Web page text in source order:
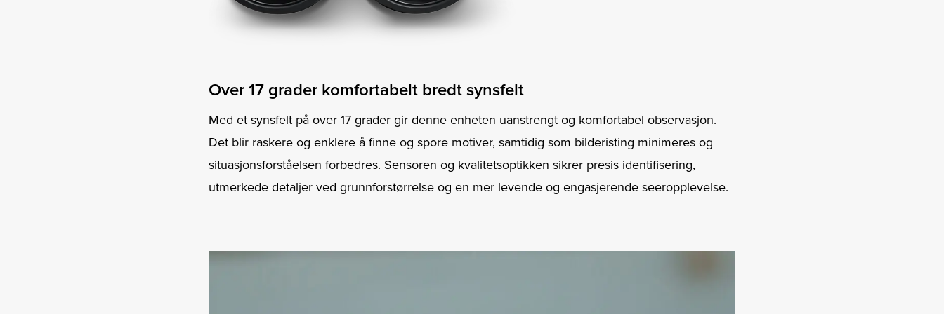
Over 17 grader komfortabelt bredt synsfelt
Med et synsfelt på over 17 grader gir denne enheten uanstrengt og komfortabel observasjon.
Det blir raskere og enklere å finne og spore motiver, samtidig som bilderisting minimeres og
situasjonsforståelsen forbedres. Sensoren og kvalitetsoptikken sikrer presis identifisering,
utmerkede detaljer ved grunnforstørrelse og en mer levende og engasjerende seeropplevelse.